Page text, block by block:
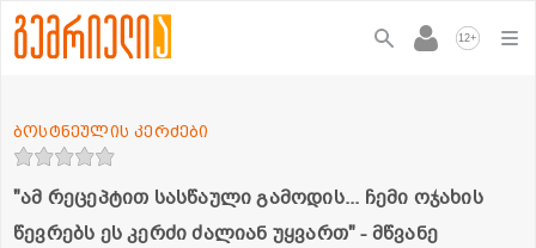
12+
"ამ რეცეპტით სასწაული გამოდის... ჩემი ოჯახის
წევრებს ეს კერძი ძალიან უყვართ" - მწვანე
ბოსტნეულის კერძები